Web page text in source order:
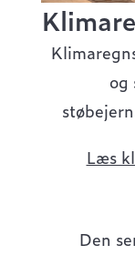
og
Læs
Den